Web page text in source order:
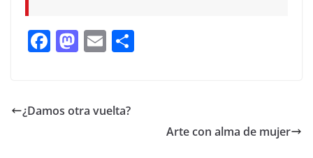
F
b
M
d
E
l
¿Damos otra vuelta?
Arte con alma de mujer